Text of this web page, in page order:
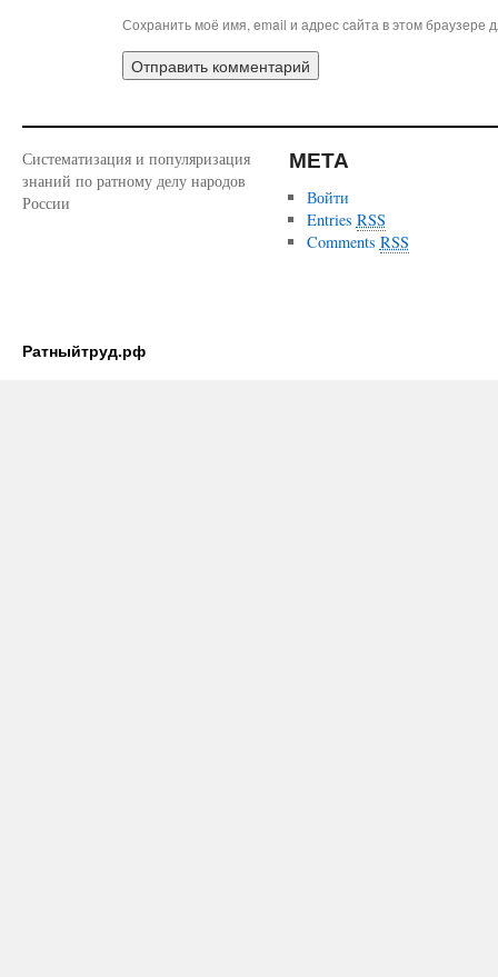
Сохранить моё имя, email и адрес сайта в этом браузере
Систематизация и популяризация
знаний по ратному делу народов
России
МЕТА
Войти
Entries RSS
Comments RSS
Ратныйтруд.рф